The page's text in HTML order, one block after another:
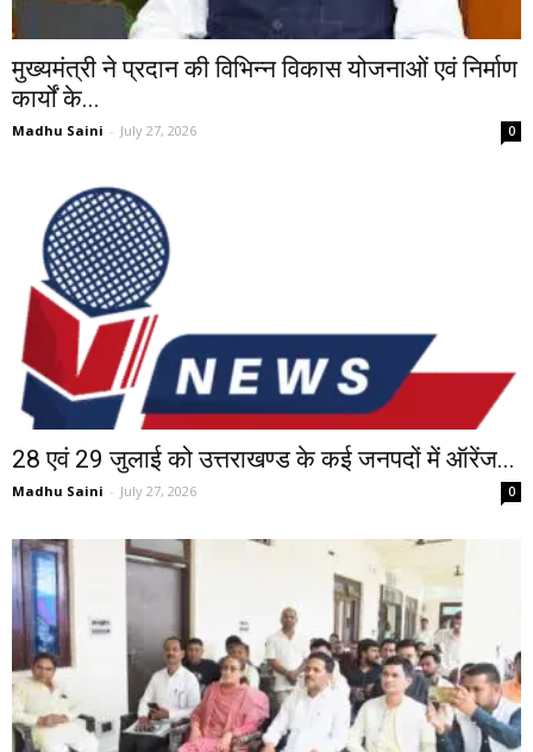
मुख्यमंत्री ने प्रदान की विभिन्न विकास योजनाओं एवं निर्माण
कार्यों के...
Madhu Saini - July 27, 2026 0
28 एवं 29 जुलाई को उत्तराखण्ड के कई जनपदों में ऑरेंज...
Madhu Saini - July 27, 2026 0